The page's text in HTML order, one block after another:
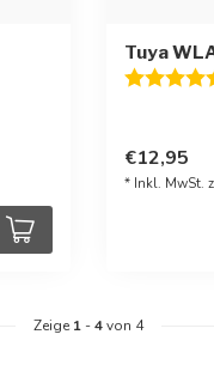
Tuya
€12,95
* Inkl. MwSt.
Zeige 1 -4von 4